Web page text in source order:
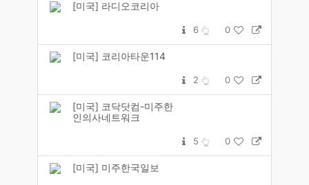
[미국] 라디오코리아
6 0
[미국] 코리아타운114
2 0
[미국] 코닥닷컴-미주한
인의사네트워크
5 0
[미국] 미주한국일보